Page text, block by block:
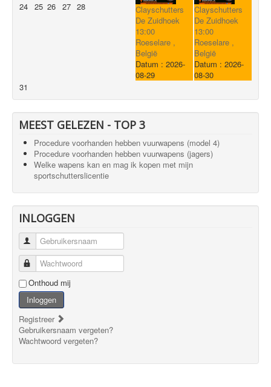
24 25 26 27 28
Clayschutters
De Zuidhoek
13:00
Roeselare ,
België
Datum : 2026-
08-29
Clayschutters
De Zuidhoek
13:00
Roeselare ,
België
Datum : 2026-
08-30
31
MEEST GELEZEN - TOP 3
Procedure voorhanden hebben vuurwapens (model 4)
Procedure voorhanden hebben vuurwapens (jagers)
Welke wapens kan en mag ik kopen met mijn
sportschutterslicentie
INLOGGEN
Gebruikersnaam
Wachtwoord
Onthoud mij
Inloggen
Registreer
Gebruikersnaam vergeten?
Wachtwoord vergeten?